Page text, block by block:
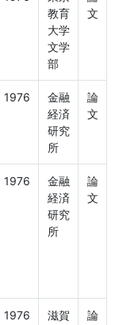
教育
大学
文学
部
文
1976
金融
経済
研究
所
論
文
1976
金融
経済
研究
所
論
文
1976
滋賀
論